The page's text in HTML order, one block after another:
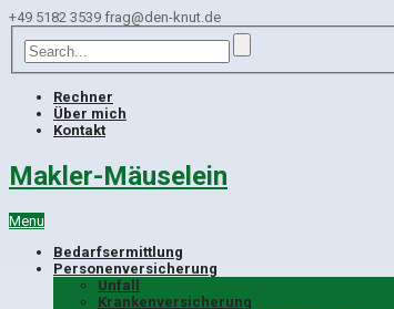
+49 5182 3539 frag@den-knut.de
Rechner
Über mich
Kontakt
Makler-Mäuselein
Menu
Bedarfsermittlung
Personenversicherung
Unfall
Krankenversicherung